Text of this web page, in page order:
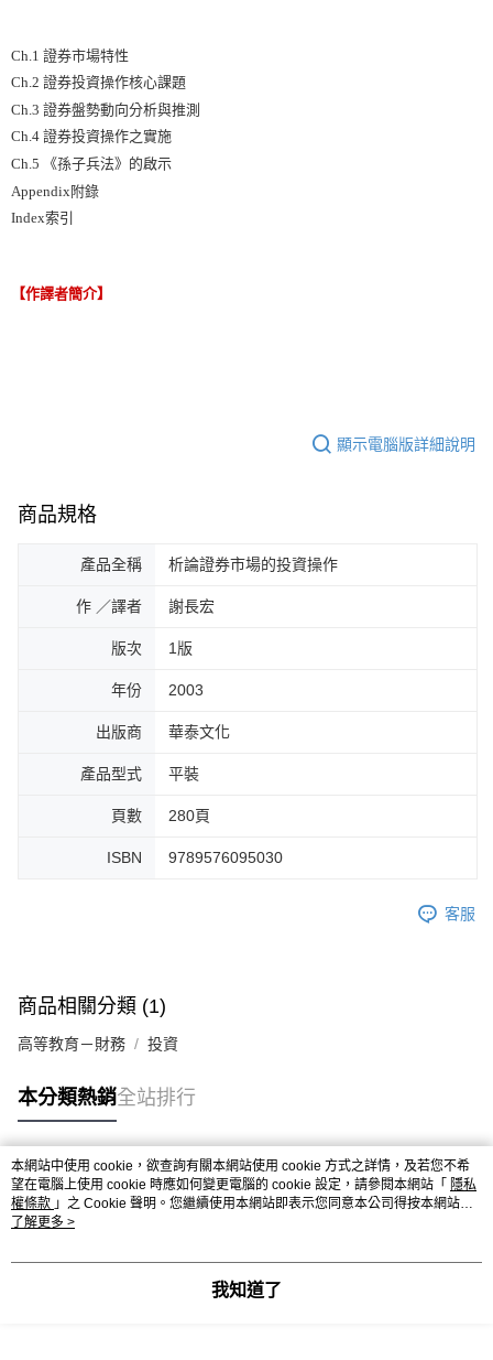
Ch.1 證券市場特性
Ch.2 證券投資操作核心課題
Ch.3 證券盤勢動向分析與推測
Ch.4 證券投資操作之實施
Ch.5 《孫子兵法》的啟示
Appendix附錄
Index索引
【作譯者簡介】
顯示電腦版詳細說明
商品規格
產品全稱 析論證券市場的投資操作
作 ／譯者 謝長宏
版次 1版
年份 2003
出版商 華泰文化
產品型式 平裝
頁數 280頁
ISBN 9789576095030
客服
商品相關分類 (1)
高等教育－財務 投資
本分類熱銷全站排行
熱門標籤
本網站中使用 cookie，欲查詢有關本網站使用 cookie 方式之詳情，及若您不希
望在電腦上使用 cookie 時應如何變更電腦的 cookie 設定，請參閱本網站「 隱私
權條款 」之 Cookie 聲明。您繼續使用本網站即表示您同意本公司得按本網站使
用條款之 Cookie 聲明使用 cookie。
了解更多 >
我知道了